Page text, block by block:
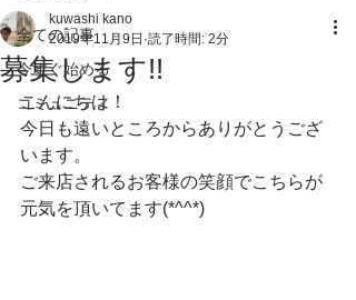
全ての記事
今すぐ始める
コミュニティ
募集します!!
kuwashi kano
2019年11月9日 読了時間: 2分
こんにちは！
今日も遠いところからありがとうござ
います。
ご来店されるお客様の笑顔でこちらが
元気を頂いてます(*^^*)